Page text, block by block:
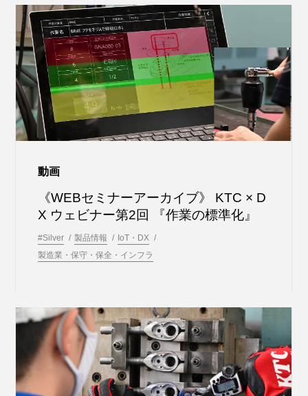
動画
《WEBセミナーアーカイブ》 KTC × D
X ウェビナー第2回 『作業の標準化』
#Silver 製品情報
IoT・DX
製造業・保守・保全・インフラ